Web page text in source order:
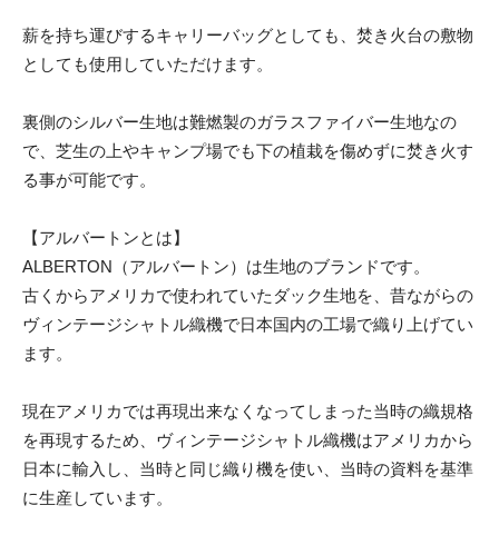
薪を持ち運びするキャリーバッグとしても、焚き火台の敷物
としても使用していただけます。
裏側のシルバー生地は難燃製のガラスファイバー生地なの
で、芝生の上やキャンプ場でも下の植栽を傷めずに焚き火す
る事が可能です。
【アルバートンとは】
ALBERTON（アルバートン）は生地のブランドです。
古くからアメリカで使われていたダック生地を、昔ながらの
ヴィンテージシャトル織機で日本国内の工場で織り上げてい
ます。
現在アメリカでは再現出来なくなってしまった当時の織規格
を再現するため、ヴィンテージシャトル織機はアメリカから
日本に輸入し、当時と同じ織り機を使い、当時の資料を基準
に生産しています。